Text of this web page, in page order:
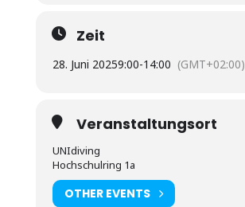
Zeit
28. Juni 20259:00-14:00 (GMT+02:00)
Veranstaltungsort
UNIdiving
Hochschulring 1a
OTHER EVENTS